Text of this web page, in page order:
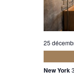
25
New York